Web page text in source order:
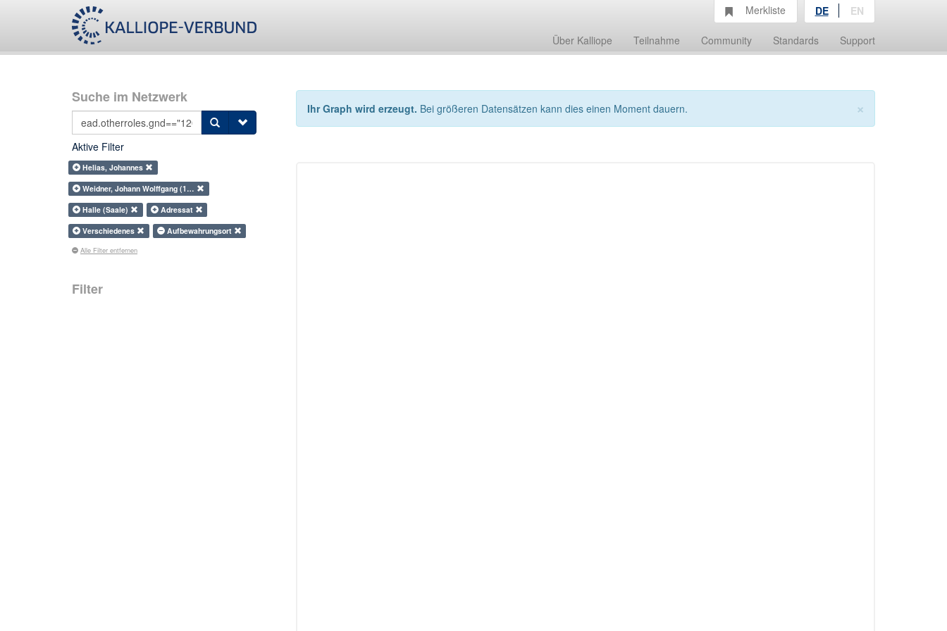
Über Kalliope Teilnahme Community Standards Support
Merkliste DE EN
Suche im Netzwerk
Aktive Filter
Helias, Johannes
Weidner, Johann Wolffgang (1…
Halle (Saale)
Adressat
Verschiedenes
Aufbewahrungsort
Alle Filter entfernen
Filter
×
Ihr Graph wird erzeugt. Bei größeren Datensätzen kann dies einen Moment dauern.